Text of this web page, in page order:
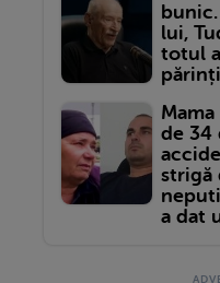
lui,
totul
de 34
strigă
a dat